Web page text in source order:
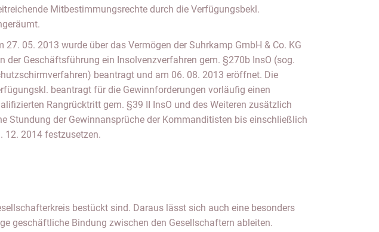
Mitbestimmungsrechte durch die Verfügungsbekl.
27. 05. 2013 wurde über das Vermögen der Suhrkamp GmbH & Co. KG
der Geschäftsführung ein Insolvenzverfahren gem. §270b InsO (sog.
beantragt und am 06. 08. 2013 eröffnet. Die
beantragt für die Gewinnforderungen vorläufig einen
Rangrücktritt gem. §39 II InsO und des Weiteren zusätzlich
Stundung der Gewinnansprüche der Kommanditisten bis einschließlich
12. 2014 festzusetzen.
bestückt sind. Daraus lässt sich auch eine besonders
geschäftliche Bindung zwischen den Gesellschaftern ableiten.